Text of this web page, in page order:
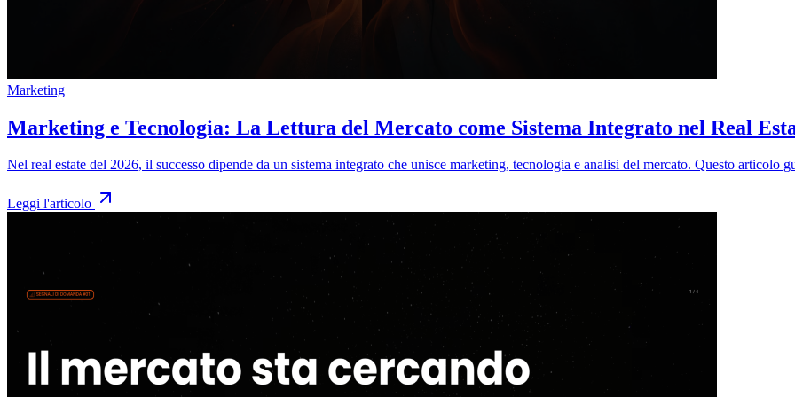
Marketing
Marketing e Tecnologia: La Lettura del Mercato come Sistema Integrato nel Real
Nel real estate del 2026, il successo dipende da un sistema integrato che unisce marketing, tecnologia e analisi del mercato. Questo articolo
Leggi l'articolo